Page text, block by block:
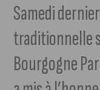
Samedi
traditionnelle
Bourgogne